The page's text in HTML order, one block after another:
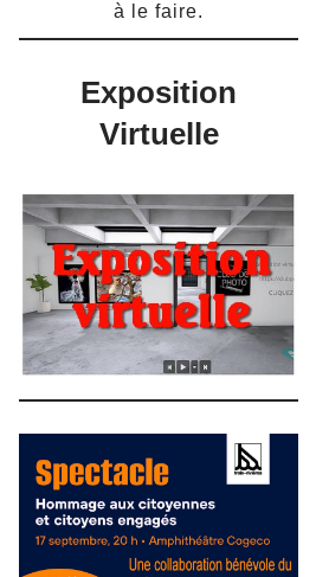
à le faire.
Exposition
Virtuelle